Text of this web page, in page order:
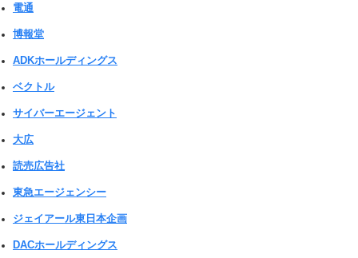
電通
博報堂
ADKホールディングス
ベクトル
サイバーエージェント
大広
読売広告社
東急エージェンシー
ジェイアール東日本企画
DACホールディングス